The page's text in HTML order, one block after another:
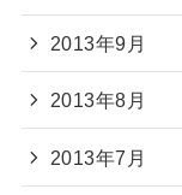
2013年9月
2013年8月
2013年7月